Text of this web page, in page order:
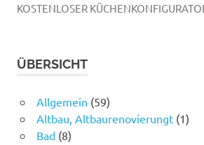
KOSTENLOSER
ÜBERSICHT
Allgemein (59)
Altbau, Altbaurenovierungt(1)
Bad(8)